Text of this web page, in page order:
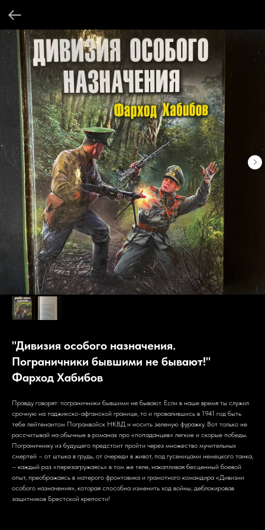
"Дивизия особого назначения.
Пограничники бывшими не бывают!"
Фарход Хабибов
Правду говорят: пограничники бывшими не бывают. Если в наше время ты служил
срочную на таджикско-афганской границе, то и провалившись в 1941 год быть
тебе лейтенантом Погранвойск НКВД и носить зеленую фуражку. Вот только не
рассчитывай на обычные в романах про «попаданцев» легкие и скорые победы.
Пограничнику из будущего предстоит пройти через множество мучительных
смертей – от штыка в грудь, от очереди в живот, под гусеницами немецкого танка,
– каждый раз «перезагружаясь» в том же теле, накапливая бесценный боевой
опыт, преображаясь в матерого фронтовика и грамотного командира «Дивизии
особого назначения», которая способна изменить ход войны, деблокировав
защитников Брестской крепости!